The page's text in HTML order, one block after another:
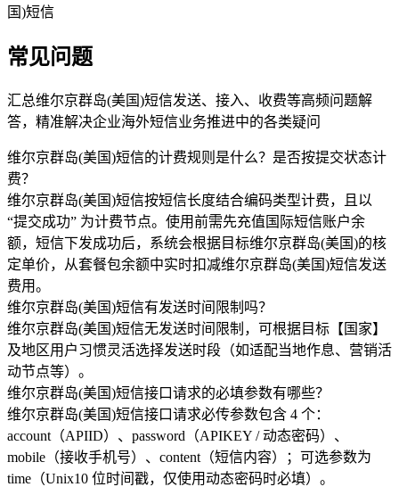
国)短信
常见问题
汇总维尔京群岛(美国)短信发送、接入、收费等高频问题解
答，精准解决企业海外短信业务推进中的各类疑问
维尔京群岛(美国)短信的计费规则是什么？是否按提交状态计
费？
维尔京群岛(美国)短信按短信长度结合编码类型计费，且以
“提交成功” 为计费节点。使用前需先充值国际短信账户余
额，短信下发成功后，系统会根据目标维尔京群岛(美国)的核
定单价，从套餐包余额中实时扣减维尔京群岛(美国)短信发送
费用。
维尔京群岛(美国)短信有发送时间限制吗？
维尔京群岛(美国)短信无发送时间限制，可根据目标【国家】
及地区用户习惯灵活选择发送时段（如适配当地作息、营销活
动节点等）。
维尔京群岛(美国)短信接口请求的必填参数有哪些？
维尔京群岛(美国)短信接口请求必传参数包含 4 个：
account（APIID）、password（APIKEY / 动态密码）、
mobile（接收手机号）、content（短信内容）；可选参数为
time（Unix10 位时间戳，仅使用动态密码时必填）。